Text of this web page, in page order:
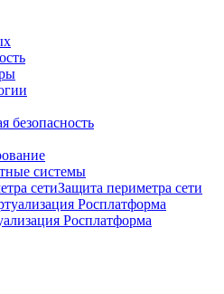
безопасность
системы
Защита периметра сети
Росплатформа